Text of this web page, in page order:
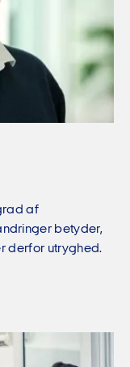
af
betyder,
derfor utryghed.